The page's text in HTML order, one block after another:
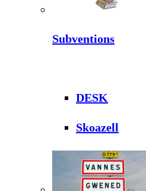
Subventions
DESK
Skoazell